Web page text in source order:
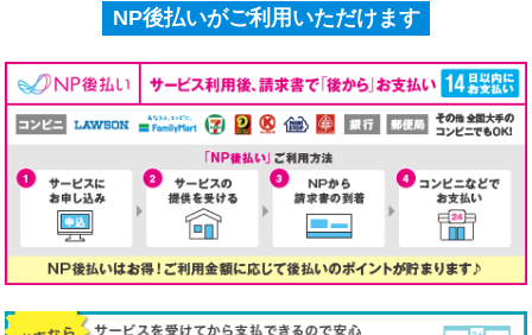
NP後払いがご利用いただけます